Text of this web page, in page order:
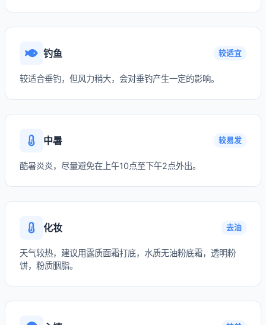
钓鱼 较适宜
较适合垂钓，但风力稍大，会对垂钓产生一定的影响。
中暑 较易发
酷暑炎炎，尽量避免在上午10点至下午2点外出。
化妆 去油
天气较热，建议用露质面霜打底，水质无油粉底霜，透明粉
饼，粉质胭脂。